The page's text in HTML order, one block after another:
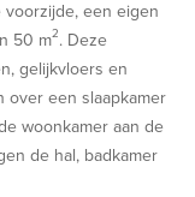
voorzijde, een eigen
50 m2. Deze
gelijkvloers en
over een slaapkamer
woonkamer aan de
de hal, badkamer